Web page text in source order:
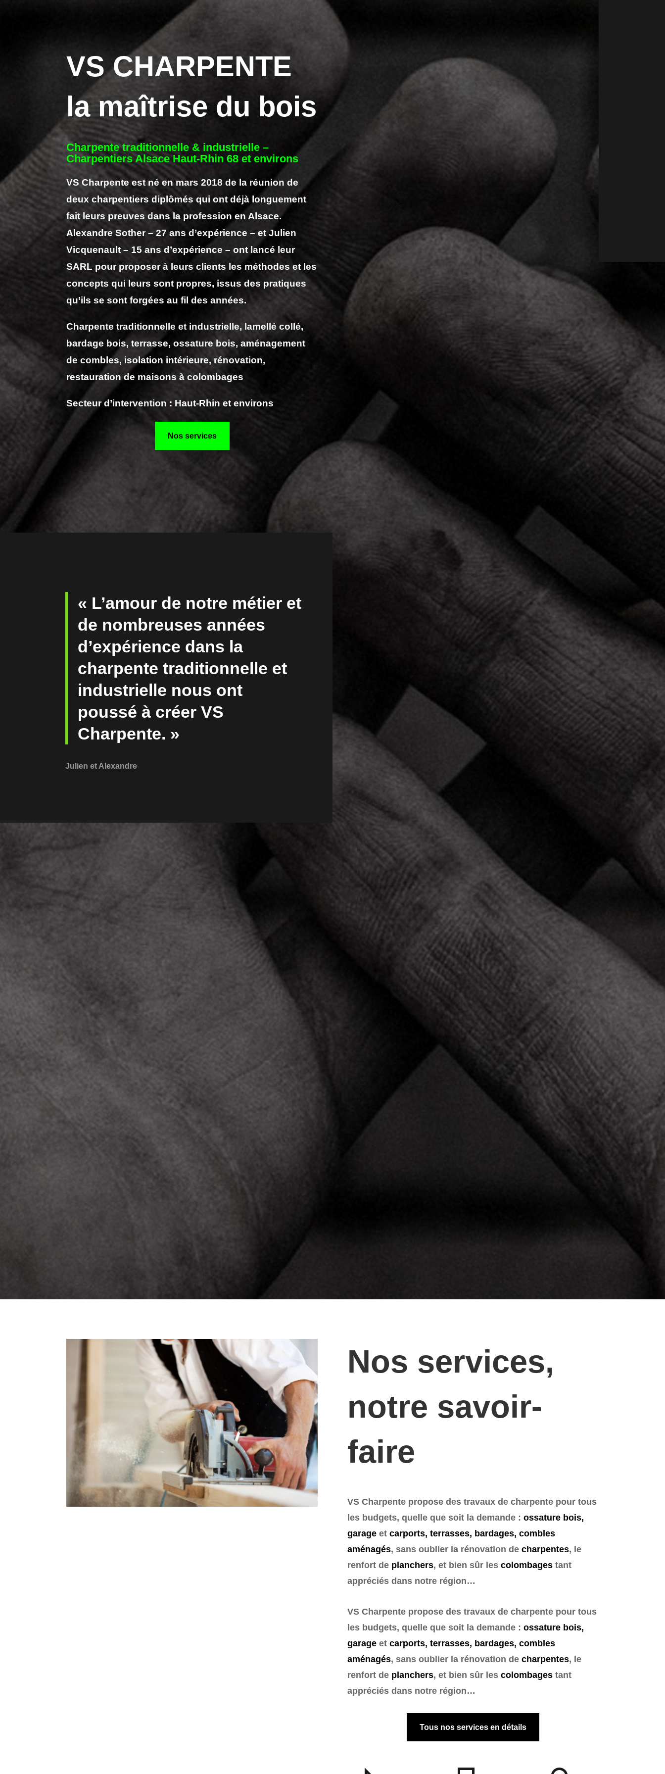
VS CHARPENTE
la maîtrise du bois
Charpente traditionnelle & industrielle –
Charpentiers Alsace Haut-Rhin 68 et environs
VS Charpente est né en mars 2018 de la réunion de
deux charpentiers diplômés qui ont déjà longuement
fait leurs preuves dans la professionen Alsace.
Alexandre Sother – 27 ans d’expérience – et Julien
Vicquenault – 15 ans d’expérience – ont lancé leur
SARL pour proposer à leurs clients les méthodes et les
concepts qui leurs sont propres, issus des pratiques
qu’ils se sont forgées au fil des années.
Charpente traditionnelle et industrielle, lamellé collé,
bardage bois, terrasse, ossature bois, aménagement
de combles, isolation intérieure, rénovation,
restauration de maisons à colombages
Secteur d’intervention : Haut-Rhin et environs
Nos services
« L’amour de notre métier et
de nombreuses années
d’expérience dans la
charpente traditionnelle et
industrielle nous ont
poussé à créer VS
Charpente. »
Julien et Alexandre
Nos services,
notre savoir-
faire
VS Charpente propose des travaux de charpente pour tous
les budgets, quelle que soit la demande : ossature bois,
garage etcarports, terrasses, bardages, combles
aménagés, sans oublier la rénovation de charpentes, le
renfort de planchers, et bien sûr les colombages tant
appréciés dans notre région…
VS Charpente propose des travaux de charpente pour tous
les budgets, quelle que soit la demande : ossature bois,
garage etcarports, terrasses, bardages, combles
aménagés, sans oublier la rénovation de charpentes, le
renfort de planchers, et bien sûr les colombages tant
appréciés dans notre région…
Tous nos services en détails